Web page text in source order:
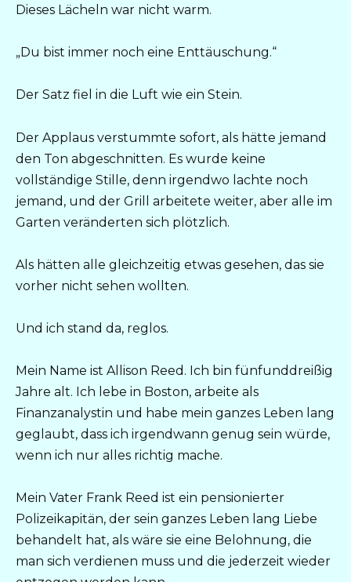
Dieses Lächeln war nicht warm.
„Du bist immer noch eine Enttäuschung.“
Der Satz fiel in die Luft wie ein Stein.
Der Applaus verstummte sofort, als hätte jemand
den Ton abgeschnitten. Es wurde keine
vollständige Stille, denn irgendwo lachte noch
jemand, und der Grill arbeitete weiter, aber alle im
Garten veränderten sich plötzlich.
Als hätten alle gleichzeitig etwas gesehen, das sie
vorher nicht sehen wollten.
Und ich stand da, reglos.
Mein Name ist Allison Reed. Ich bin fünfunddreißig
Jahre alt. Ich lebe in Boston, arbeite als
Finanzanalystin und habe mein ganzes Leben lang
geglaubt, dass ich irgendwann genug sein würde,
wenn ich nur alles richtig mache.
Mein Vater Frank Reed ist ein pensionierter
Polizeikapitän, der sein ganzes Leben lang Liebe
behandelt hat, als wäre sie eine Belohnung, die
man sich verdienen muss und die jederzeit wieder